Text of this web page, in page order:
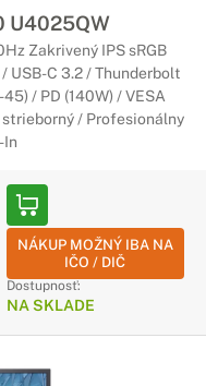
U4025QW
Zakrivený IPS sRGB
USB-C 3.2 / Thunderbolt
/ PD (140W) / VESA
/ Profesionálny
In
NÁKUP MOŽNÝ IBA NA
IČO / DIČ
Dostupnosť:
NA SKLADE